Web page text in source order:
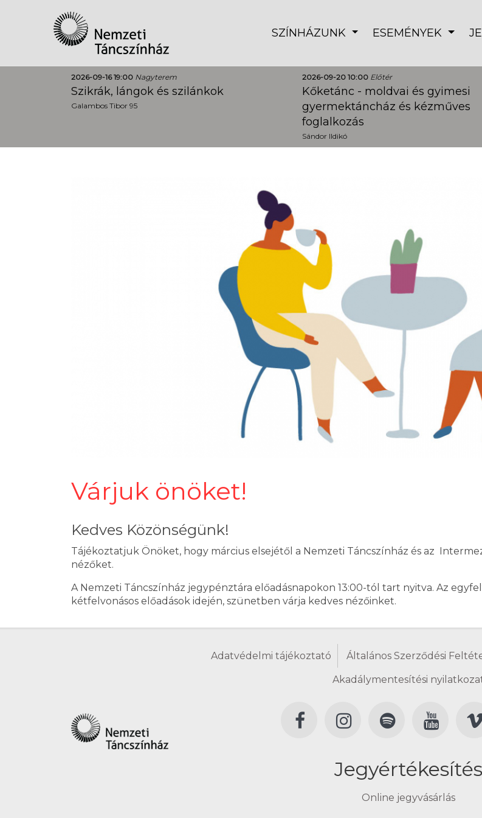
SZÍNHÁZUNK ESEMÉNYEK
2026-09-16 19:00 Nagyterem
Szikrák, lángok és szilánkok
Galambos Tibor 95
2026-09-20 10:00 Előtér
Kőketánc - moldvai és gyimesi
gyermektáncház és kézműves
foglalkozás
Sándor Ildikó
Várjuk önöket!
Kedves Közönségünk!
Tájékoztatjuk Önöket, hogy március elsejétől a Nemzeti Táncszínház és az
nézőket.
A Nemzeti Táncszínház jegypénztára előadásnapokon 13:00-tól tart nyitva. Az
kétfelvonásos előadások idején, szünetben várja kedves nézőinket.
Adatvédelmi tájékoztató Általános Szerződési
Akadálymentesítési
Jegyértékesítés
Online jegyvásárlás